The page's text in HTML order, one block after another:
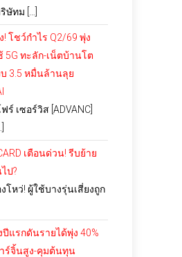
ษัทม […]
! โชว์กำไร Q2/69 พุ่ง
5G ทะลัก-เน็ตบ้านโต
3.5 หมื่นล้านลุย
เซอร์วิส [ADVANC]
เตือนด่วน! รีบย้าย
ป?
งโหว่! ผู้ใช้บางรุ่นเสี่ยงถูก
ปีแรกดันรายได้พุ่ง 40%
ร์จิ้นสูง-คุมต้นทุน